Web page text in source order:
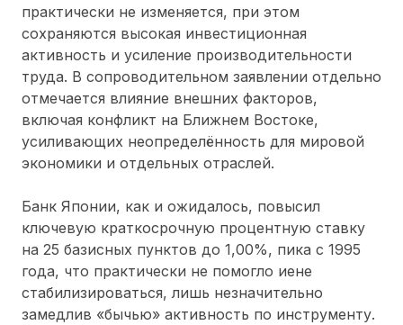
практически не изменяется, при этом
сохраняются высокая инвестиционная
активность и усиление производительности
труда. В сопроводительном заявлении отдельно
отмечается влияние внешних факторов,
включая конфликт на Ближнем Востоке,
усиливающих неопределённость для мировой
экономики и отдельных отраслей.
Банк Японии, как и ожидалось, повысил
ключевую краткосрочную процентную ставку
на 25 базисных пунктов до 1,00%, пика с 1995
года, что практически не помогло иене
стабилизироваться, лишь незначительно
замедлив «бычью» активность по инструменту.